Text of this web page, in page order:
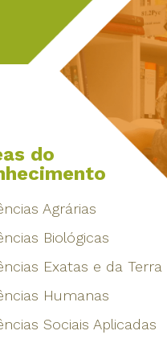
do
Agrárias
Biológicas
Exatas e da Terra
Humanas
Sociais Aplicadas